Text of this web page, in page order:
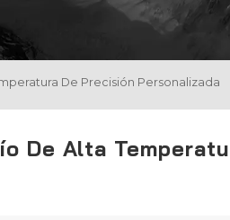
De Precisión Personalizada
De Alta